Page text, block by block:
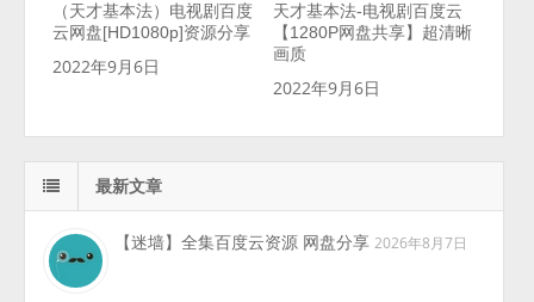
（天才基本法）电视剧百度
云网盘[HD1080p]资源分享
2022年9月6日
天才基本法-电视剧百度云
【1280P网盘共享】超清晰
画质
2022年9月6日
最新文章
【迷墙】全集百度云资源 网盘分享 2026年8月7日